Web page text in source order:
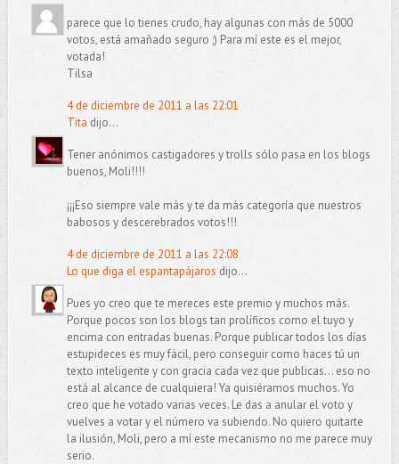
parece que lo tienes crudo, hay algunas con más de 5000
votos, está amañado seguro ;) Para mí este es el mejor,
votada!
Tilsa
4 de diciembre de 2011 a las 22:01
Tita dijo...
Tener anónimos castigadores y trolls sólo pasa en los blogs
buenos, Moli!!!!
¡¡¡Eso siempre vale más y te da más categoría que nuestros
babosos y descerebrados votos!!!
4 de diciembre de 2011 a las 22:08
Lo que diga el espantapájaros dijo...
Pues yo creo que te mereces este premio y muchos más.
Porque pocos son los blogs tan prolíficos como el tuyo y
encima con entradas buenas. Porque publicar todos los días
estupideces es muy fácil, pero conseguir como haces tú un
texto inteligente y con gracia cada vez que publicas... eso no
está al alcance de cualquiera! Ya quisiéramos muchos. Yo
creo que he votado varias veces. Le das a anular el voto y
vuelves a votar y el número va subiendo. No quiero quitarte
la ilusión, Moli, pero a mí este mecanismo no me parece muy
serio.